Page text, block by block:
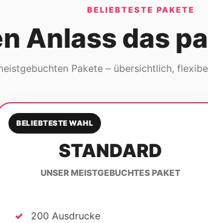
BELIEBTESTE PAKETE
Anlass das
Pakete – übersichtlich,
BELIEBTESTE WAHL
STANDARD
UNSER MEISTGEBUCHTES PAKET
200 Ausdrucke